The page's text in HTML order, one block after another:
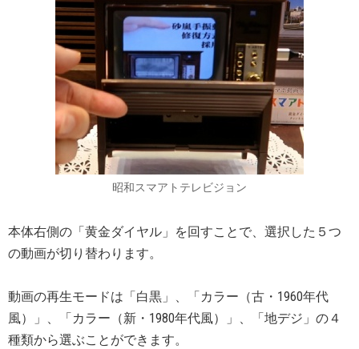
昭和スマアトテレビジョン
本体右側の「黄金ダイヤル」を回すことで、選択した５つ
の動画が切り替わります。
動画の再生モードは「白黒」、「カラー（古・1960年代
風）」、「カラー（新・1980年代風）」、「地デジ」の４
種類から選ぶことができます。